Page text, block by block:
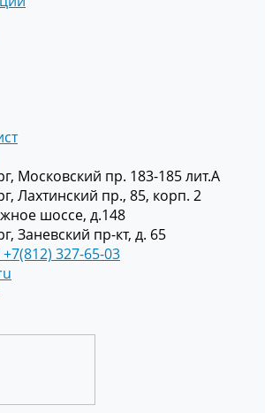
Московский пр. 183-185 лит.А
Лахтинский пр., 85, корп. 2
шоссе, д.148
Заневский пр-кт, д. 65
+7(812) 327-65-03